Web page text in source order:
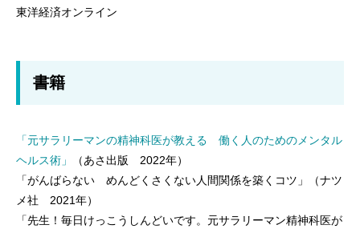
東洋経済オンライン
書籍
「元サラリーマンの精神科医が教える 働く人のためのメンタル
ヘルス術」
（あさ出版 2022年）
「がんばらない めんどくさくない人間関係を築くコツ」（ナツ
メ社 2021年）
「先生！毎日けっこうしんどいです。元サラリーマン精神科医が